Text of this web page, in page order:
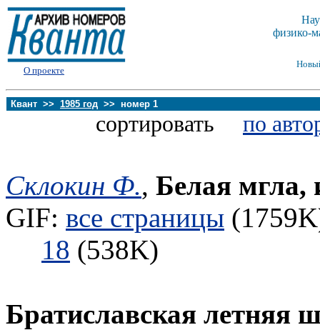
О проекте
физико-
Квант >> 1985 год >> номер 1
сортировать по
Склокин Ф., Белая мгла,
GIF: все страницы
18 (538K)
Братиславская летняя